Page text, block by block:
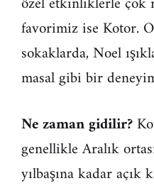
favorimiz ise Kotor.
sokaklarda, Noel
masal gibi bir
Ne zaman gidilir?
genellikle Aralık
yılbaşına kadar açık